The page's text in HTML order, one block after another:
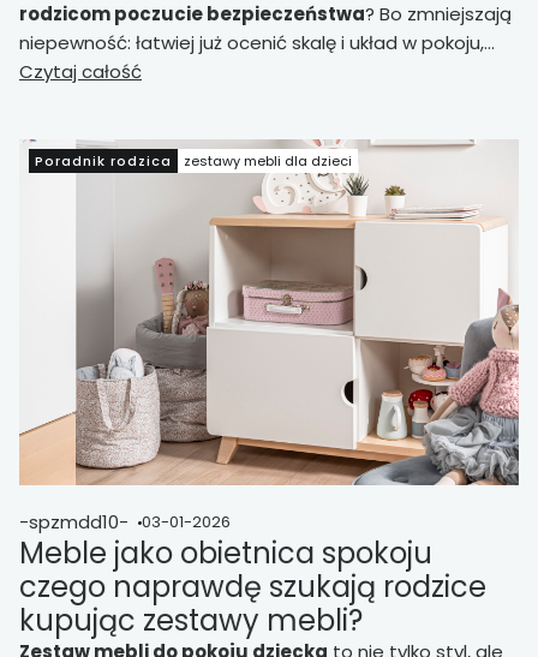
rodzicom poczucie bezpieczeństwa? Bo zmniejszają
niepewność: łatwiej już ocenić skalę i układ w pokoju,
szybciej domknąć decyzję i zbudować porządek oraz
Czytaj całość
Poradnik rodzica zestawy mebli dla dzieci
-spzmdd10- 03-01-2026
Meble jako obietnica spokoju
czego naprawdę szukają rodzice
kupując zestawy mebli?
Zestaw mebli do pokoju dziecka to nie tylko styl, ale